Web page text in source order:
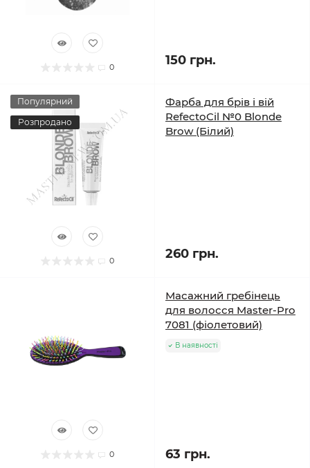
0 150 грн.
Популярний
Розпродано
0
Фарба для брів і вій
RefectoCil №0 Blonde
Brow (Білий)
260 грн.
0
Масажний гребінець
для волосся Master-Pro
7081 (фіолетовий)
В наявності
63 грн.